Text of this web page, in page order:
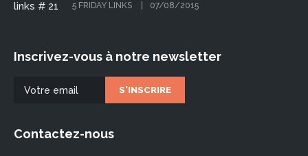
5 FRIDAY LINKS 07/08/2015
Inscrivez-vous à notre newsletter
Contactez-nous